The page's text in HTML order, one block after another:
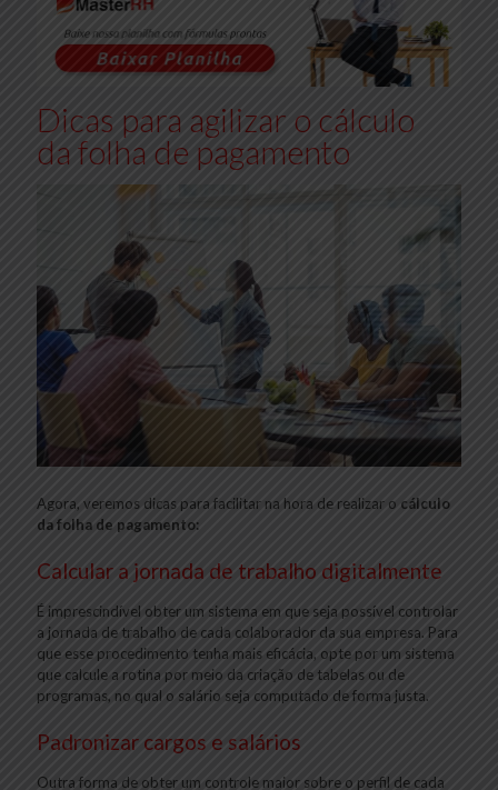
Dicas para agilizar o cálculo
da folha de pagamento
Agora, veremos dicas para facilitar na hora de realizar o cálculo
da folha de pagamento:
Calcular a jornada de trabalho digitalmente
É imprescindível obter um sistema em que seja possível controlar
a jornada de trabalho de cada colaborador da sua empresa. Para
que esse procedimento tenha mais eficácia, opte por um sistema
que calcule a rotina por meio da criação de tabelas ou de
programas, no qual o salário seja computado de forma justa.
Padronizar cargos e salários
Outra forma de obter um controle maior sobre o perfil de cada